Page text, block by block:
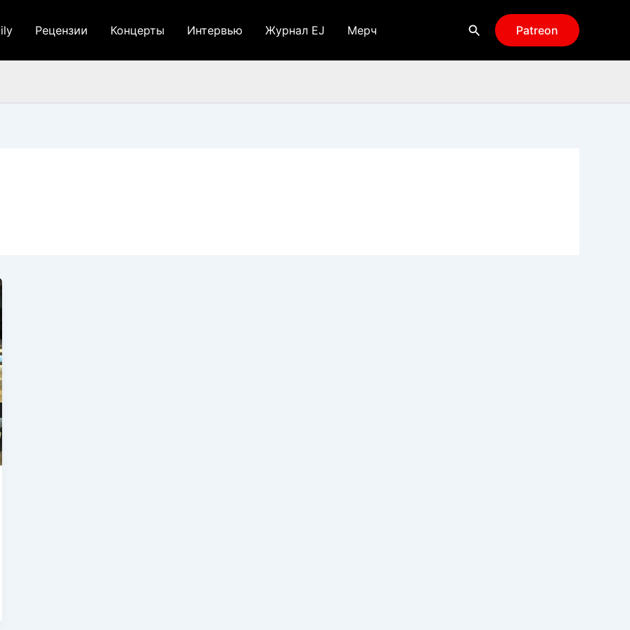
Рецензии Концерты Интервью Журнал EJ Мерч Поиск Patreon